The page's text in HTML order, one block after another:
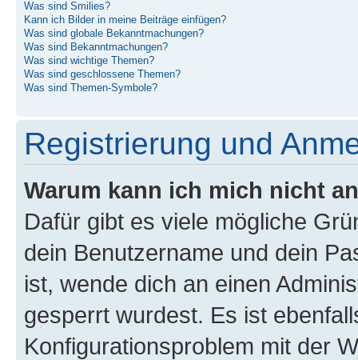
Was sind Smilies?
Kann ich Bilder in meine Beiträge einfügen?
Was sind globale Bekanntmachungen?
Was sind Bekanntmachungen?
Was sind wichtige Themen?
Was sind geschlossene Themen?
Was sind Themen-Symbole?
Registrierung und
Warum kann ich mich nicht
Dafür gibt es viele mögliche
dein Benutzername und dein
ist, wende dich an einen
gesperrt wurdest. Es ist
Konfigurationsproblem mit der